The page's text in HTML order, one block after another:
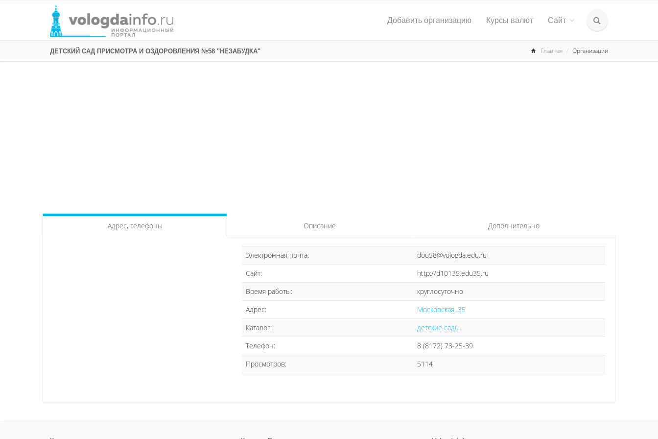
Добавить организацию Курсы валют Сайт
ДЕТСКИЙ САД ПРИСМОТРА И ОЗДОРОВЛЕНИЯ №58 "НЕЗАБУДКА" Главная Организации
Адрес, телефоны Описание Дополнительно
Электронная почта:
dou58@vologda.edu.ru
Сайт:
http://d10135.edu35.ru
Время работы:
круглосуточно
Адрес:
Московская, 35
Каталог:
детские сады
Телефон:
8 (8172) 73-25-39
Просмотров:
5114